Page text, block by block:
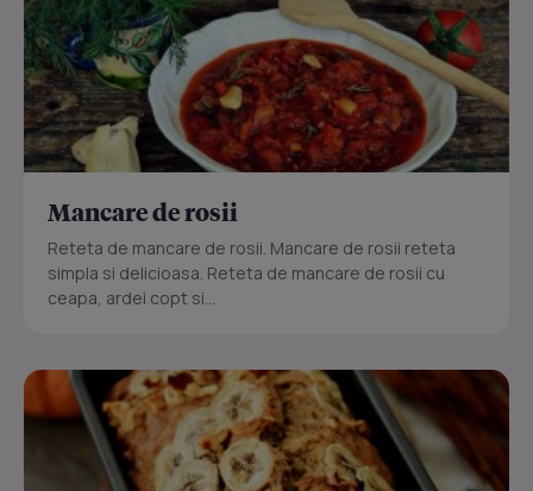
Mancare de rosii
Reteta de mancare de rosii. Mancare de rosii reteta
simpla si delicioasa. Reteta de mancare de rosii cu
ceapa, ardei copt si...